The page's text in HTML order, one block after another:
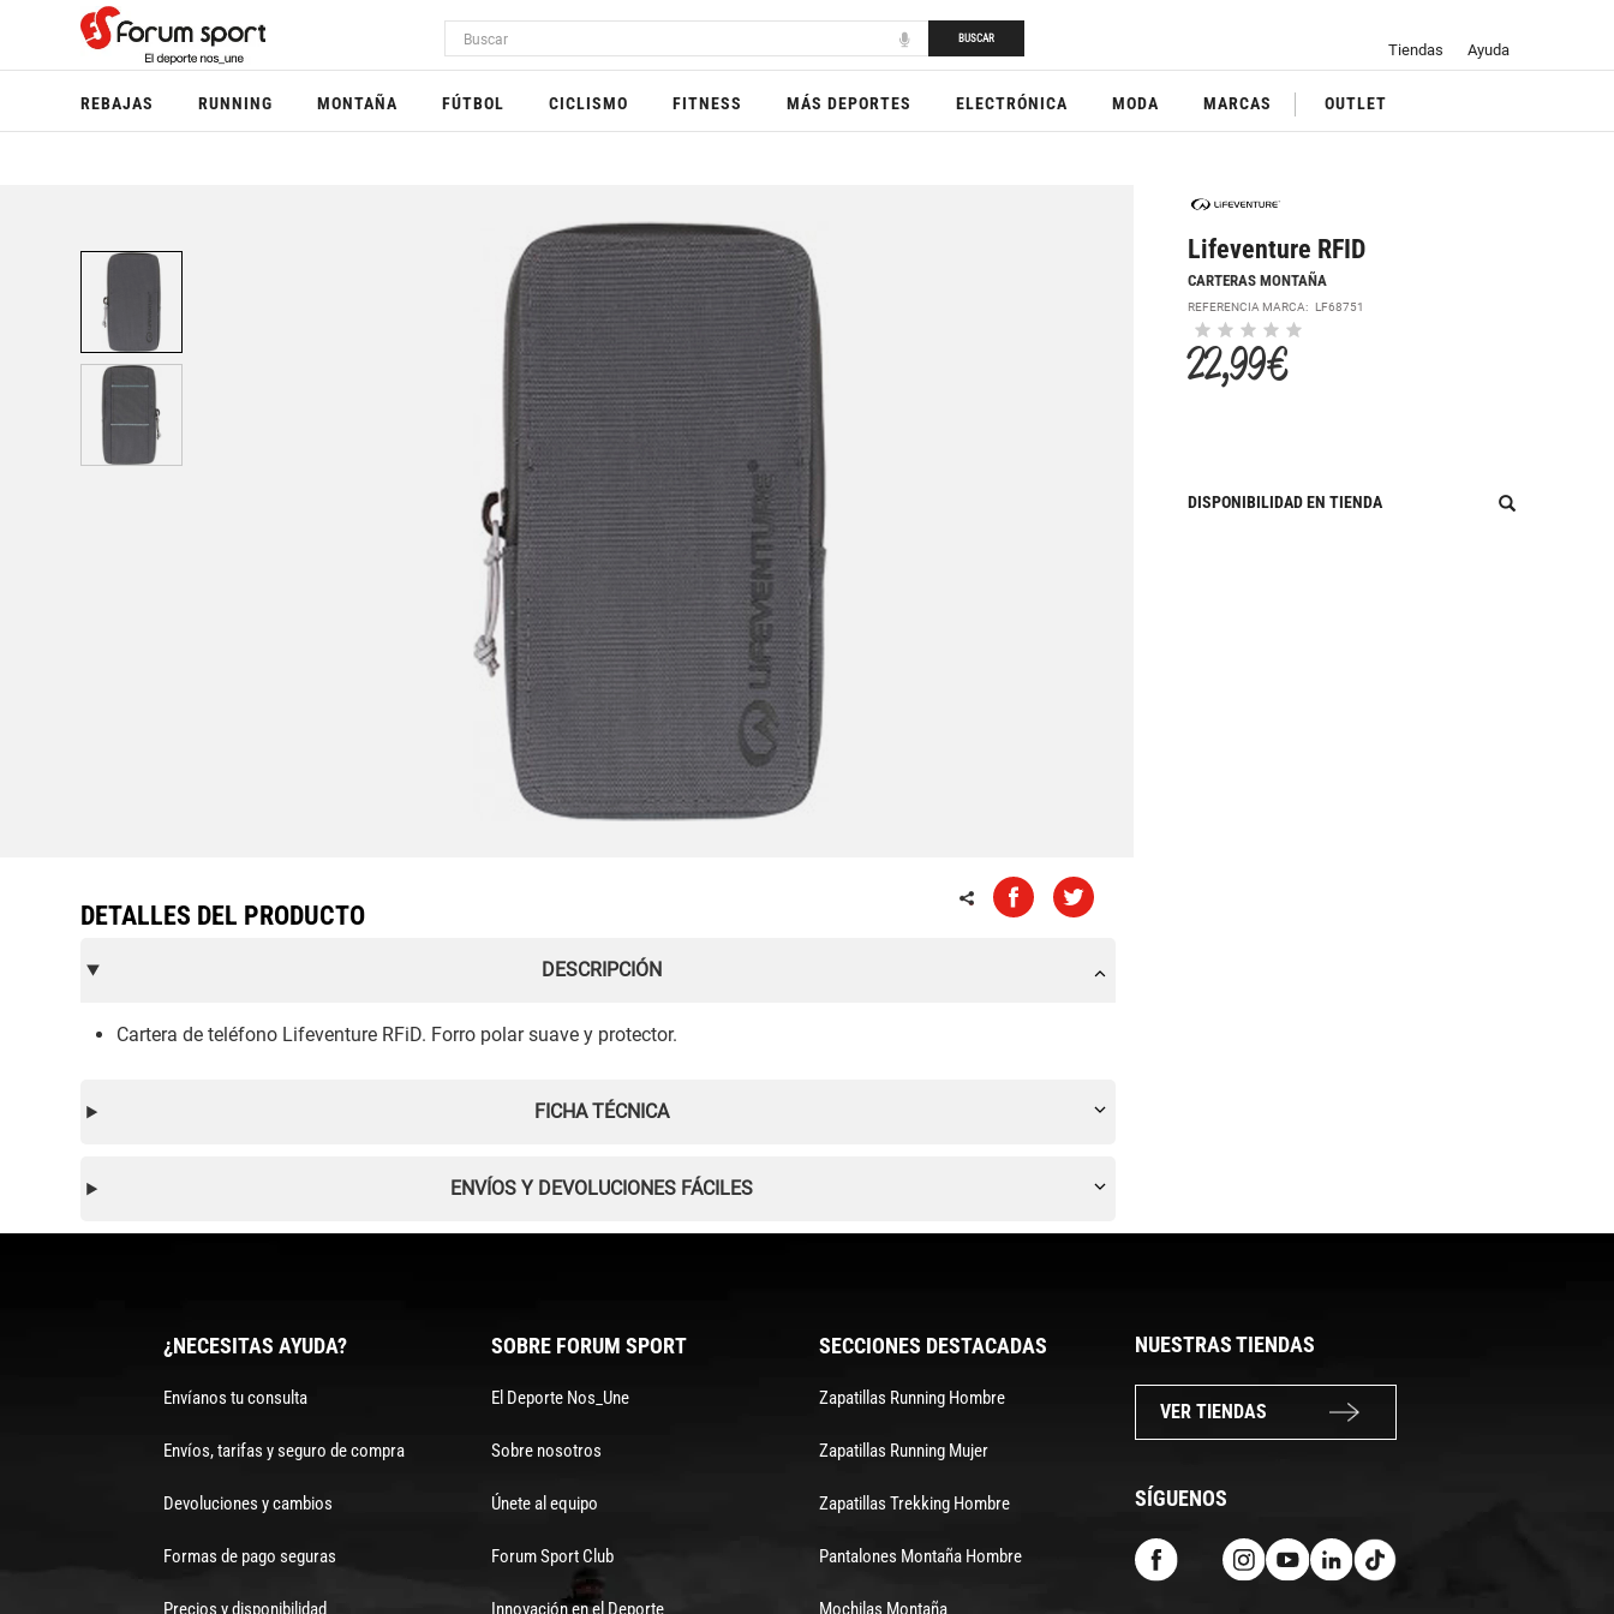
BUSCAR
Tiendas Ayuda
REBAJAS RUNNING MONTAÑA FÚTBOL CICLISMO FITNESS MÁS DEPORTES ELECTRÓNICA MODA MARCAS OUTLET
Lifeventure RFID
CARTERAS MONTAÑA
REFERENCIA MARCA:LF68751
22,99 €
DISPONIBILIDAD EN TIENDA
DETALLES DEL PRODUCTO
DESCRIPCIÓN
Cartera de teléfono Lifeventure RFiD. Forro polar suave y protector.
FICHA TÉCNICA
ENVÍOS Y DEVOLUCIONES FÁCILES
¿NECESITAS AYUDA?
Envíanos tu consulta
Envíos, tarifas y seguro de compra
Devoluciones y cambios
Formas de pago seguras
Precios y disponibilidad
SOBRE FORUM SPORT
El Deporte Nos_Une
Sobre nosotros
Únete al equipo
Forum Sport Club
Innovación en el Deporte
SECCIONES DESTACADAS
Zapatillas Running Hombre
Zapatillas Running Mujer
Zapatillas Trekking Hombre
Pantalones Montaña Hombre
Mochilas Montaña
NUESTRAS TIENDAS
VER TIENDAS
SÍGUENOS